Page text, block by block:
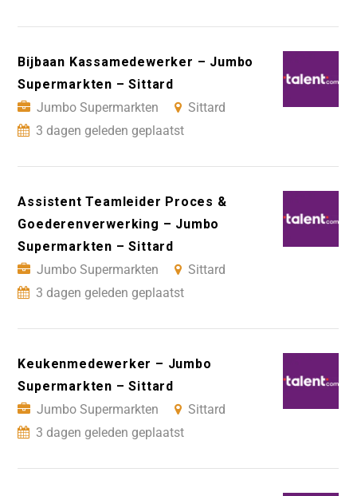
Bijbaan Kassamedewerker – Jumbo
Supermarkten – Sittard
Jumbo Supermarkten
Sittard
3 dagen geleden geplaatst
Assistent Teamleider Proces &
Goederenverwerking – Jumbo
Supermarkten – Sittard
Jumbo Supermarkten
Sittard
3 dagen geleden geplaatst
Keukenmedewerker – Jumbo
Supermarkten – Sittard
Jumbo Supermarkten
Sittard
3 dagen geleden geplaatst